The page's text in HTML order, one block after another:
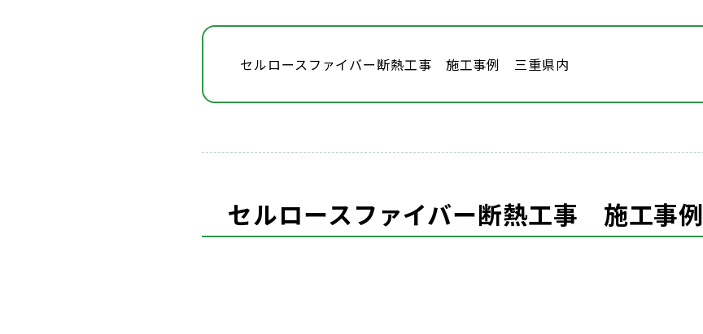
セルロースファイバー断熱工事 施工事例 三重県内
セルロースファイバー断熱工事 施工事例